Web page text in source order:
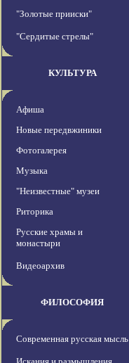
"Золотые прииски"
"Сердитые стрелы"
КУЛЬТУРА
Афиша
Новые передвжиники
Фотогалерея
Музыка
"Неизвестные" музеи
Риторика
Русские храмы и
монастыри
Видеоархив
ФИЛОСОФИЯ
Современная русская мысль